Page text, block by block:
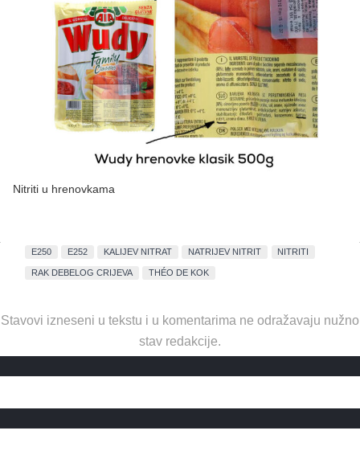
Nitriti u hrenovkama
E250 E252 KALIJEV NITRAT NATRIJEV NITRIT NITRITI
RAK DEBELOG CRIJEVA THÉO DE KOK
Stavovi izneseni u tekstu i u komentarima ne odražavaju nužno
stav redakcije.